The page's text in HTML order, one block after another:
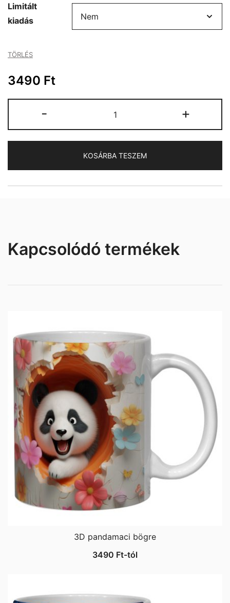
Limitált
kiadás
TÖRLÉS
3490 Ft
-
Vasember
bögre
+
KOSÁRBA TESZEM
Kapcsolódó termékek
3D pandamaci bögre
3490 Ft-tól